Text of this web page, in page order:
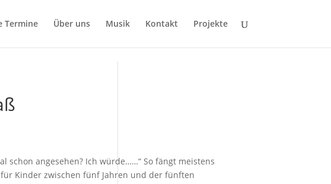
Termine Über uns Musik Kontakt Projekte
schon angesehen? Ich würde……“ So fängt meistens
Kinder zwischen fünf Jahren und der fünften